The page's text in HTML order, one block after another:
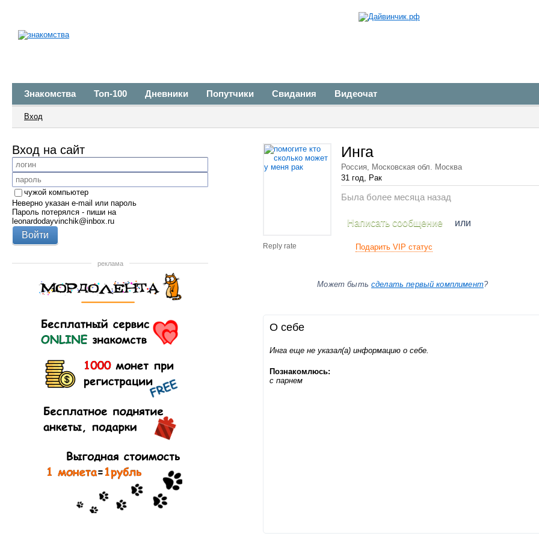
Знакомства Топ-100 Дневники Попутчики Свидания Видеочат
Вход
Reply rate
Инга
Россия, Московская обл. Москва
31 год, Рак
Была более месяца назад
Написать сообщение или
Подарить VIP статус
Может быть сделать первый комплимент?
О себе
Инга еще не указал(а) информацию о себе.
Познакомлюсь:
с парнем
Вход на сайт
чужой компьютер
Неверно указан e-mail или пароль
Пароль потерялся - пиши на
leonardodayvinchik@inbox.ru
реклама